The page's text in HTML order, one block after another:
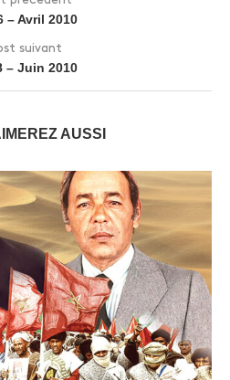
– Avril 2010
suivant
– Juin 2010
AUSSI